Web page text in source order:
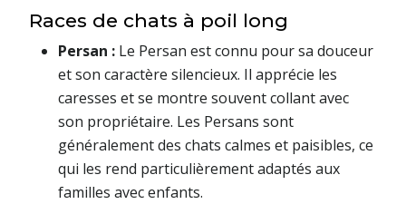
Races de chats à poil long
Persan : Le Persan est connu pour sa douceur
et son caractère silencieux. Il apprécie les
caresses et se montre souvent collant avec
son propriétaire. Les Persans sont
généralement des chats calmes et paisibles, ce
qui les rend particulièrement adaptés aux
familles avec enfants.